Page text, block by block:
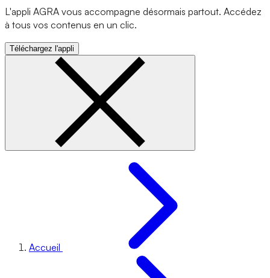
L'appli AGRA vous accompagne désormais partout. Accédez
à tous vos contenus en un clic.
Téléchargez l'appli
Accueil